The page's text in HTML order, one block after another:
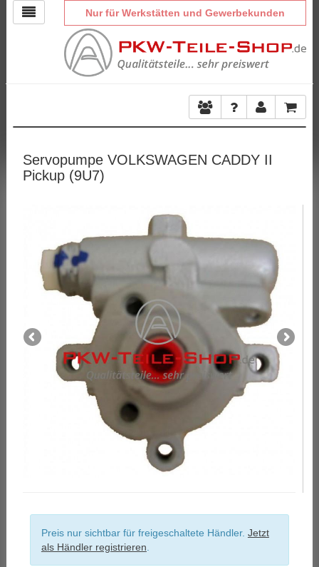
Nur für Werkstätten und Gewerbekunden
Servopumpe VOLKSWAGEN CADDY II
Pickup (9U7)
Preis nur sichtbar für freigeschaltete Händler. Jetzt
als Händler registrieren